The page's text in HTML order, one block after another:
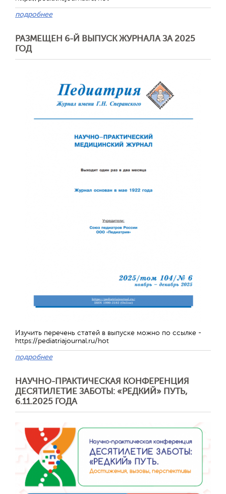
подробнее
РАЗМЕЩЕН 6-Й ВЫПУСК ЖУРНАЛА ЗА 2025
ГОД
Изучить перечень статей в выпуске можно по ссылке -
https://pediatriajournal.ru/hot
подробнее
НАУЧНО-ПРАКТИЧЕСКАЯ КОНФЕРЕНЦИЯ
ДЕСЯТИЛЕТИЕ ЗАБОТЫ: «РЕДКИЙ» ПУТЬ,
6.11.2025 ГОДА